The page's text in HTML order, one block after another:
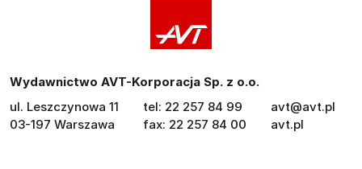
Wydawnictwo AVT-Korporacja Sp. z o.o.
ul. Leszczynowa 11
03-197 Warszawa
tel: 22 257 84 99
fax: 22 257 84 00
avt@avt.pl
avt.pl